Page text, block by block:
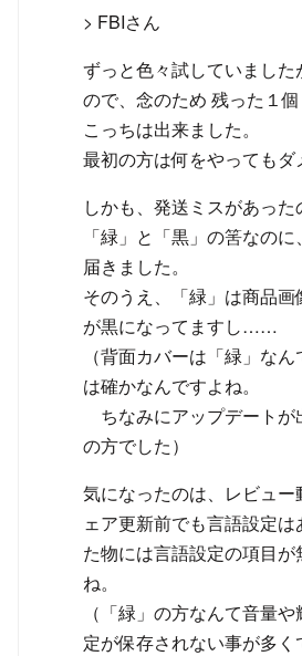
> FBIさん
ずっと色々試していまし
ので、念のため 残った１個
こっちは出来ました。
最初の方は何をやってもダ
しかも、発送ミスがあっ
「緑」と「黒」の筈なの
届きました。
そのうえ、「緑」は商品
が黒になってますし……
（背面カバーは「緑」な
は確かなんですよね。
ちなみにアップデートが
の方でした）
気になったのは、レビュ
ェア更新前でも言語設定
た物には言語設定の項目が
ね。
（「緑」の方なんて音量
定が保存されない事が多